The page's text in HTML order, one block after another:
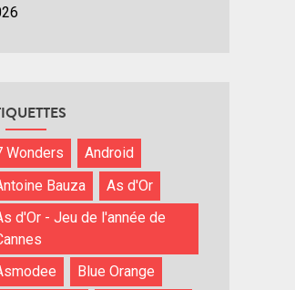
Wonders
Android
Bauza
As d'Or
d'Or - Jeu de l'année de
Blue Orange